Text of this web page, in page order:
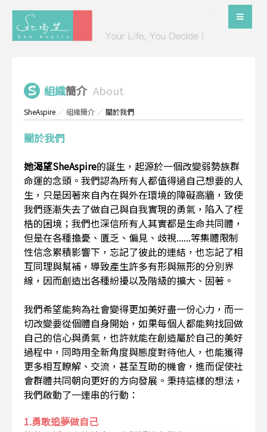
組織簡介 About
SheAspire ／組織簡介 ／關於我們
關於我們
她渴望SheAspire的誕生，起源於一個改變弱勢族群
命運的念頭。我們認為所有人都值得過自己想要的人
生，只是因著來自內在與外在環境的障礙高牆，致使
我們逐漸失去了做自己與自我實現的勇氣，陷入了桎
梏的困境；我們也深信所有人其實都是生命共同體，
但是在各種擔憂、匱乏、偏見、歧視......等集體限制
性信念累積影響下，忘記了彼此的連結，也忘記了相
互同理與幫補，導致產生許多有形與無形的分別界
線，因而創造出各種紛擾以及階級的擴大、固著。
我們希望能夠為社會變得更加美好盡一份心力，而一
切改變要從個體自身開始，如果每個人都能夠找回做
自己的信心與勇氣，也許就能在創造屬於自己的美好
過程中，同時用全新角度與態度對待他人，也能獲得
更多相互瞭解、交流，甚至互助的機會，進而促使社
會群體共同朝向更好的方向發展。秉持這樣的想法，
我們啟動了一連串的行動：
1.勇敢追夢做自己